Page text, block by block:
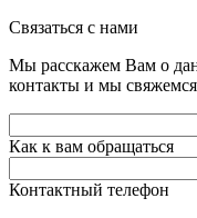
Связаться с нами
Мы расскажем Вам о
контакты и мы
Как к вам обращаться
Контактный телефон